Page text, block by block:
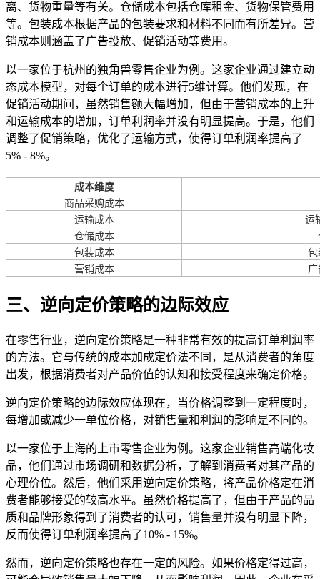
离、货物重量等有关。仓储成本包括仓库租金、货物保管费用
等。包装成本根据产品的包装要求和材料不同而有所差异。营
销成本则涵盖了广告投放、促销活动等费用。
以一家位于杭州的独角兽零售企业为例。这家企业通过建立动
态成本模型，对每个订单的成本进行5维计算。他们发现，在
促销活动期间，虽然销售额大幅增加，但由于营销成本的上升
和运输成本的增加，订单利润率并没有明显提高。于是，他们
调整了促销策略，优化了运输方式，使得订单利润率提高了
5% - 8%。
成本维度
商品采购成本
运输成本
运
仓储成本
包装成本
包
营销成本
三、逆向定价策略的边际效应
在零售行业，逆向定价策略是一种非常有效的提高订单利润率
的方法。它与传统的成本加成定价法不同，是从消费者的角度
出发，根据消费者对产品价值的认知和接受程度来确定价格。
逆向定价策略的边际效应体现在，当价格调整到一定程度时，
每增加或减少一单位价格，对销售量和利润的影响是不同的。
以一家位于上海的上市零售企业为例。这家企业销售高端化妆
品，他们通过市场调研和数据分析，了解到消费者对其产品的
心理价位。然后，他们采用逆向定价策略，将产品价格定在消
费者能够接受的较高水平。虽然价格提高了，但由于产品的品
质和品牌形象得到了消费者的认可，销售量并没有明显下降，
反而使得订单利润率提高了10% - 15%。
然而，逆向定价策略也存在一定的风险。如果价格定得过高，